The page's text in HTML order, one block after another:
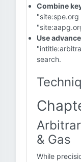
Combine
Use
search.
& Gas
While